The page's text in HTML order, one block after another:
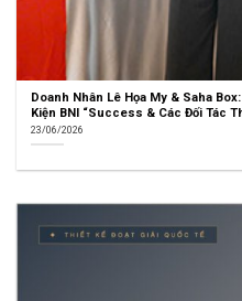
Doanh Nhân Lê Họa My & Saha
Kiện BNI “Success & Các Đối Tác
23/06/2026